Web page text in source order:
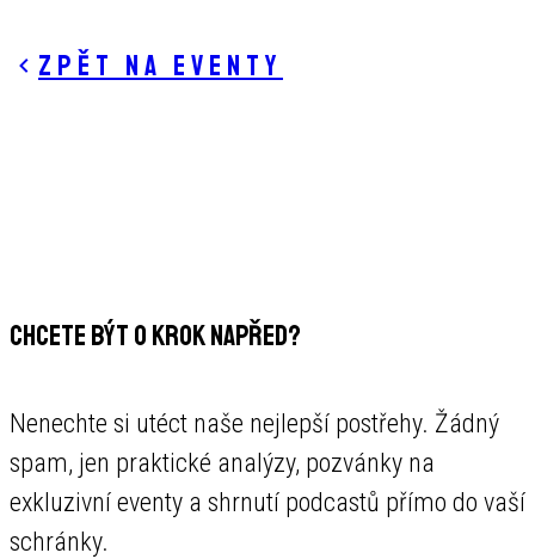
Zpět na eventy
CHCETE BÝT O KROK NAPŘED?
Nenechte si utéct naše nejlepší postřehy. Žádný
spam, jen praktické analýzy, pozvánky na
exkluzivní eventy a shrnutí podcastů přímo do vaší
schránky.